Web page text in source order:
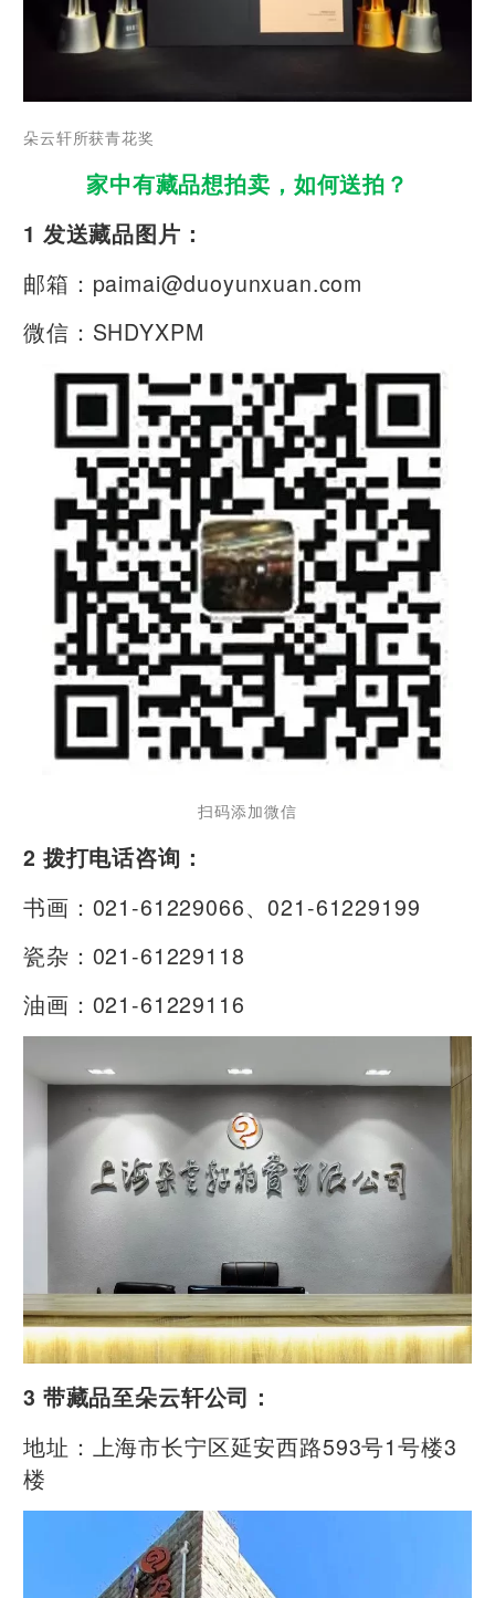
朵云轩所获青花奖
家中有藏品想拍卖，如何送拍？
1 发送藏品图片：
邮箱：paimai@duoyunxuan.com
微信：SHDYXPM
扫码添加微信
2 拨打电话咨询：
书画：021-61229066、021-61229199
瓷杂：021-61229118
油画：021-61229116
3 带藏品至朵云轩公司：
地址：上海市长宁区延安西路593号1号楼3
楼